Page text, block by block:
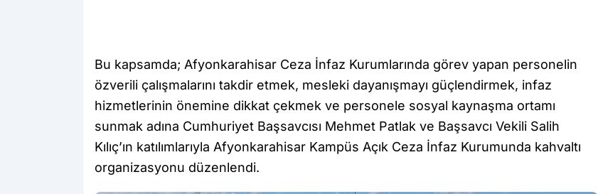
Bu kapsamda; Afyonkarahisar Ceza İnfaz Kurumlarında görev yapan personelin
özverili çalışmalarını takdir etmek, mesleki dayanışmayı güçlendirmek, infaz
hizmetlerinin önemine dikkat çekmek ve personele sosyal kaynaşma ortamı
sunmak adına Cumhuriyet Başsavcısı Mehmet Patlak ve Başsavcı Vekili Salih
Kılıç’ın katılımlarıyla Afyonkarahisar Kampüs Açık Ceza İnfaz Kurumunda kahvaltı
organizasyonu düzenlendi.